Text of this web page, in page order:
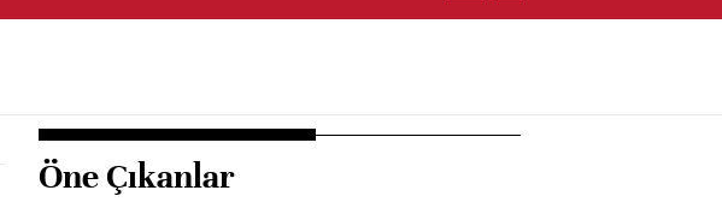
Öne Çıkanlar